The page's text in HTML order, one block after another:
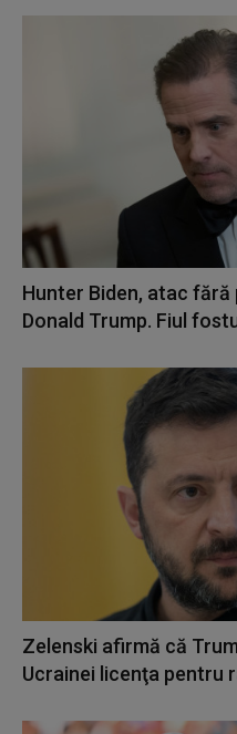
Hunter Biden, atac
Donald Trump. Fiul
Zelenski afirmă că
Ucrainei licenţa pentru